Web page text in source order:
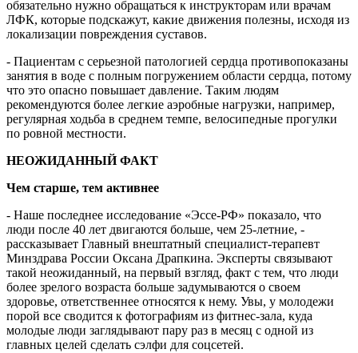
обязательно нужно обращаться к инструкторам или врачам
ЛФК, которые подскажут, какие движения полезны, исходя из
локализации повреждения суставов.
- Пациентам с серьезной патологией сердца противопоказаны
занятия в воде с полным погружением области сердца, потому
что это опасно повышает давление. Таким людям
рекомендуются более легкие аэробные нагрузки, например,
регулярная ходьба в среднем темпе, велосипедные прогулки
по ровной местности.
НЕОЖИДАННЫЙ ФАКТ
Чем старше, тем активнее
- Наше последнее исследование «Эссе-РФ» показало, что
люди после 40 лет двигаются больше, чем 25-летние, -
рассказывает Главный внештатный специалист-терапевт
Минздрава России Оксана Драпкина. Эксперты связывают
такой неожиданный, на первый взгляд, факт с тем, что люди
более зрелого возраста больше задумываются о своем
здоровье, ответственнее относятся к нему. Увы, у молодежи
порой все сводится к фотографиям из фитнес-зала, куда
молодые люди заглядывают пару раз в месяц с одной из
главных целей сделать сэлфи для соцсетей.